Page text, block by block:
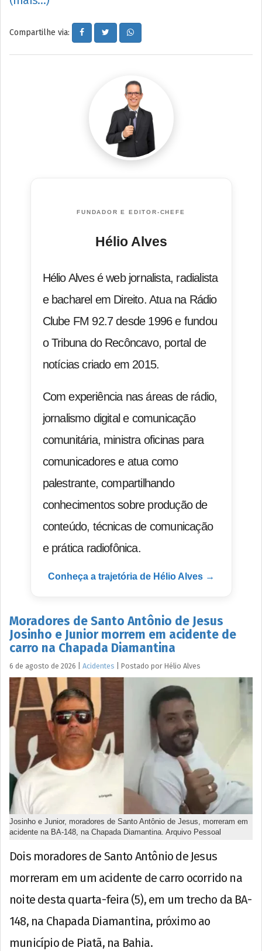
Compartilhe via:
FUNDADOR E EDITOR-CHEFE
Hélio Alves
Hélio Alves é web jornalista, radialista
e bacharel em Direito. Atua na Rádio
Clube FM 92.7 desde 1996 e fundou
o Tribuna do Recôncavo, portal de
notícias criado em 2015.
Com experiência nas áreas de rádio,
jornalismo digital e comunicação
comunitária, ministra oficinas para
comunicadores e atua como
palestrante, compartilhando
conhecimentos sobre produção de
conteúdo, técnicas de comunicação
e prática radiofônica.
Conheça a trajetória de Hélio Alves →
Moradores de Santo Antônio de Jesus
Josinho e Junior morrem em acidente de
carro na Chapada Diamantina
6 de agosto de 2026 Acidentes Postado por Hélio Alves
Josinho e Junior, moradores de Santo Antônio de Jesus, morreram em
acidente na BA-148, na Chapada Diamantina. Arquivo Pessoal
Dois moradores de Santo Antônio de Jesus
morreram em um acidente de carro ocorrido na
noite desta quarta-feira (5), em um trecho da BA-
148, na Chapada Diamantina, próximo ao
município de Piatã, na Bahia.